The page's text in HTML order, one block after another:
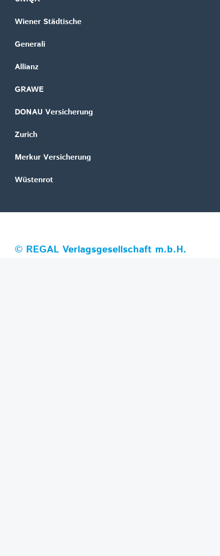
Wiener Städtische
Generali
Allianz
GRAWE
DONAU Versicherung
Zurich
Merkur Versicherung
Wüstenrot
© REGAL Verlagsgesellschaft m.b.H.